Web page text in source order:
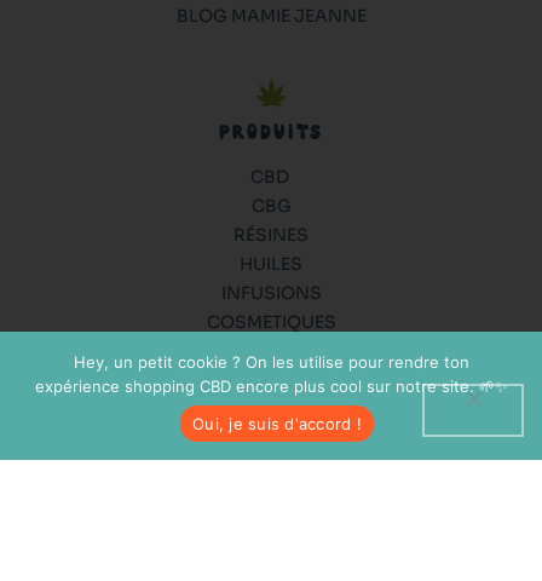
BLOG MAMIE JEANNE
PRODUITS
CBD
CBG
RÉSINES
HUILES
INFUSIONS
COSMETIQUES
ANIMAUX
ACCESSOIRES
SUIVEZ-NOUS !
Hey, un petit cookie ? On les utilise pour rendre ton
expérience shopping CBD encore plus cool sur notre site. 🌱✨
Oui, je suis d'accord !